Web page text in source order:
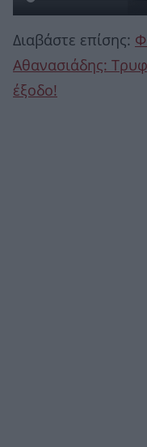
Διαβάστε επίσης:
Αθανασιάδης:
έξοδο!